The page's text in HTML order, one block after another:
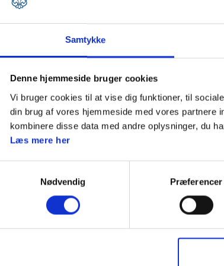
Samtykke
Denne hjemmeside bruger cookies
Vi bruger cookies til at vise dig funktioner, til
din brug af vores hjemmeside med vores partnere
kombinere disse data med andre oplysninger, du
Læs mere her
Nødvendig
Præferencer
mailadresse
modtager